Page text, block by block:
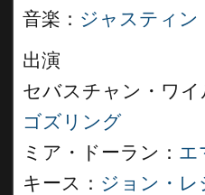
音楽： ジャスティン
出演
セバスチャン・ワイ
ゴズリング
ミア・ドーラン： エ
キース： ジョン・レ